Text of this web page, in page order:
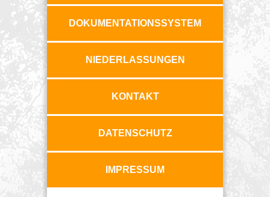
DOKUMENTATIONSSYSTEM
NIEDERLASSUNGEN
KONTAKT
DATENSCHUTZ
IMPRESSUM